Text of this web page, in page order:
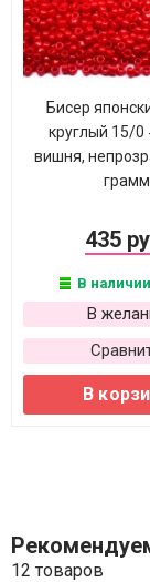
Бисер
круглый 15/
вишня,
грамм
435
В
В
В
12 товаров